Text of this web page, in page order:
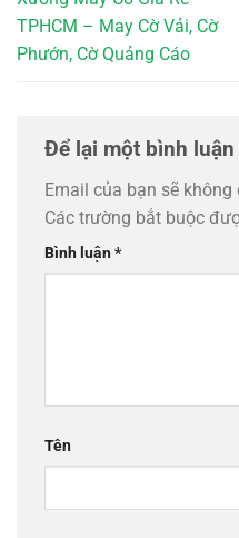
TPHCM – May Cờ Vải, Cờ
Phướn, Cờ Quảng Cáo
Để lại một bình luận
Email của bạn sẽ
Các trường bắt buộc
Bình luận*
Tên